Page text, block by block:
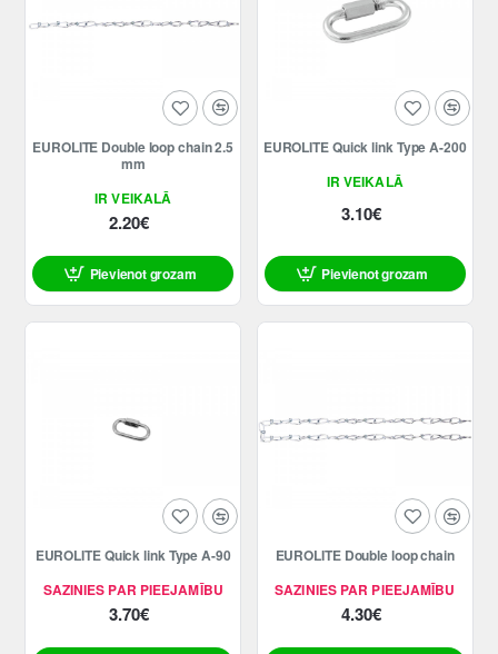
IR VEIKALĀ
EUROLITE Double loop chain 2.5
mm
2.20€
Pievienot grozam
IR VEIKALĀ
EUROLITE Quick link Type A-200
3.10€
Pievienot grozam
SAZINIES PAR PIEEJAMĪBU
EUROLITE Quick link Type A-90
3.70€
SAZINIES PAR PIEEJAMĪBU
EUROLITE Double loop chain
4.30€